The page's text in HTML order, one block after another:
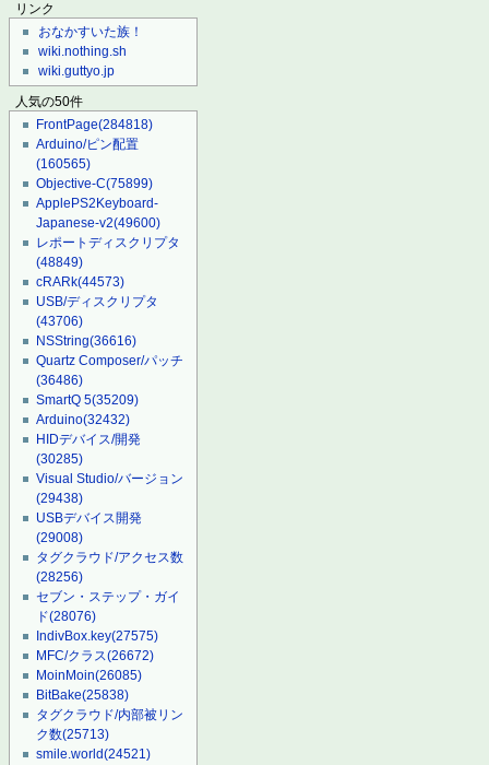
リンク
おなかすいた族！
wiki.nothing.sh
wiki.guttyo.jp
人気の50件
FrontPage(284818)
Arduino/ピン配置
(160565)
Objective-C(75899)
ApplePS2Keyboard-
Japanese-v2(49600)
レポートディスクリプタ
(48849)
cRARk(44573)
USB/ディスクリプタ
(43706)
NSString(36616)
Quartz Composer/パッチ
(36486)
SmartQ 5(35209)
Arduino(32432)
HIDデバイス/開発
(30285)
Visual Studio/バージョン
(29438)
USBデバイス開発
(29008)
タグクラウド/アクセス数
(28256)
セブン・ステップ・ガイ
ド(28076)
IndivBox.key(27575)
MFC/クラス(26672)
MoinMoin(26085)
BitBake(25838)
タグクラウド/内部被リン
ク数(25713)
smile.world(24521)